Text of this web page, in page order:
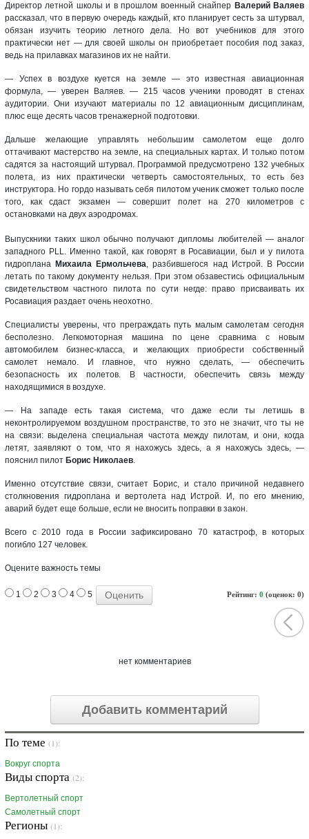
Директор летной школы и в прошлом военный снайпер Валерий Валяев
рассказал, что в первую очередь каждый, кто планирует сесть за штурвал,
обязан изучить теорию летного дела. Но вот учебников для этого
практически нет — для своей школы он приобретает пособия под заказ,
ведь на прилавках магазинов их не найти.
— Успех в воздухе куется на земле — это известная авиационная
формула, — уверен Валяев. — 215 часов ученики проводят в стенах
аудитории. Они изучают материалы по 12 авиационным дисциплинам,
плюс еще десять часов тренажерной подготовки.
Дальше желающие управлять небольшим самолетом еще долго
оттачивают мастерство на земле, на специальных картах. И только потом
садятся за настоящий штурвал. Программой предусмотрено 132 учебных
полета, из них практически четверть самостоятельных, то есть без
инструктора. Но гордо называть себя пилотом ученик сможет только после
того, как сдаст экзамен — совершит полет на 270 километров с
остановками на двух аэродромах.
Выпускники таких школ обычно получают дипломы любителей — аналог
западного PLL. Именно такой, как говорят в Росавиации, был и у пилота
гидроплана Михаила Ермольчева, разбившегося над Истрой. В России
летать по такому документу нельзя. При этом обзавестись официальным
свидетельством частного пилота по сути негде: право присваивать их
Росавиация раздает очень неохотно.
Специалисты уверены, что преграждать путь малым самолетам сегодня
бесполезно. Легкомоторная машина по цене сравнима с новым
автомобилем бизнес-класса, и желающих приобрести собственный
самолет немало. И главное, что нужно сделать, — обеспечить
безопасность их полетов. В частности, обеспечить связь между
находящимися в воздухе.
— На западе есть такая система, что даже если ты летишь в
неконтролируемом воздушном пространстве, то это не значит, что ты не
на связи: выделена специальная частота между пилотам, и они, когда
летят, заявляют о том, что я нахожусь здесь, а я нахожусь здесь, —
пояснил пилот Борис Николаев.
Именно отсутствие связи, считает Борис, и стало причиной недавнего
столкновения гидроплана и вертолета над Истрой. И, по его мнению,
аварий будет еще больше, если не вносить поправки в закон.
Всего с 2010 года в России зафиксировано 70 катастроф, в которых
погибло 127 человек.
Оцените важность темы
Рейтинг: 0 (оценок: 0)
1 2 3 4 5
нет комментариев
Добавить комментарий
По теме (1):
Вокруг спорта
Виды спорта (2):
Вертолетный спорт
Самолетный спорт
Регионы (1):